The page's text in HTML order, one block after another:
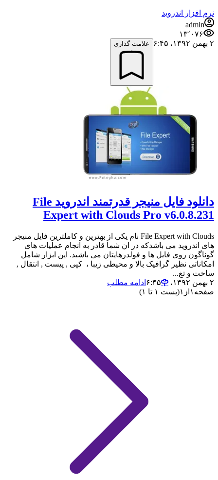
نرم افزار اندروید
admin
۱۳٬۰۷۶
۲ بهمن ۱۳۹۲،‏ ۶:۴۵
علامت گذاری
دانلود فایل منیجر قدرتمند اندروید File
Expert with Clouds Pro v6.0.8.231
File Expert with Clouds نام یکی از بهترین و کاملترین فایل منیجر
های اندروید می باشدکه در ان شما قادر به انجام عملیات های
گوناگون روی فایل ها و فولدرهایتان می باشید. این ابزار شامل
امکاناتی نظیر گرافیک بالا و محیطی زیبا ، کپی , پیست , انتقال ,
ساخت و تغ...
۲ بهمن ۱۳۹۲،‏ ۶:۴۵
ادامه مطلب
صفحه ۱ از ۱(پست ۱ تا ۱)